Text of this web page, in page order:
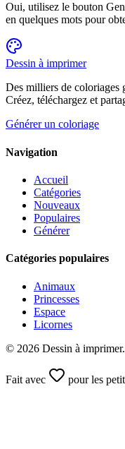
Oui, utilisez le bouton
en quelques mots pour
Dessin à imprimer
Des milliers de coloriages
Créez, téléchargez et
Générer un coloriage
Navigation
Accueil
Catégories
Nouveaux
Populaires
Générer
Catégories populaires
Animaux
Princesses
Espace
Licornes
© 2026 Dessin à
Fait avec pour les